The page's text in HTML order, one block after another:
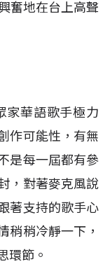
奮地在台上高聲
家華語歌手極力
作可能性，有無
是每一屆都有參
，對著麥克風說
著支持的歌手心
稍稍冷靜一下，
環節。